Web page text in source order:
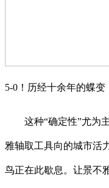
5-0！历经十余年的蝶变
这种“确定性”尤为主
雅轴取工具向的城市活
鸟正在此歇息。让景不